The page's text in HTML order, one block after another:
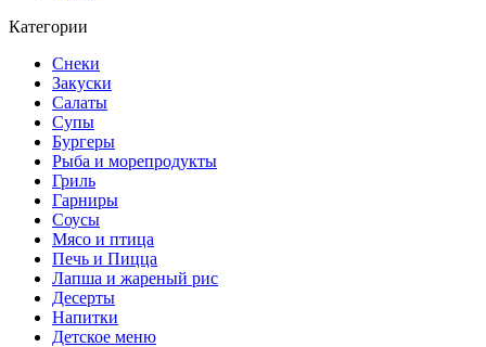
Категории
Снеки
Закуски
Салаты
Супы
Бургеры
Рыба и морепродукты
Гриль
Гарниры
Соусы
Мясо и птица
Печь и Пицца
Лапша и жареный рис
Десерты
Напитки
Детское меню